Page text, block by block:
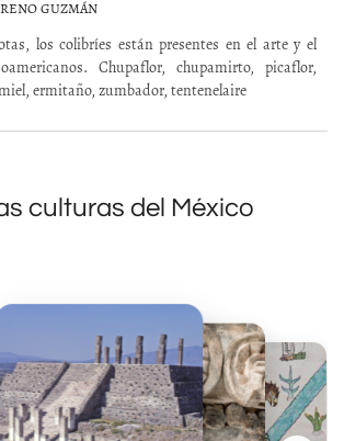
GUZMÁN
los colibríes están presentes en el arte y el
Chupaflor, chupamirto, picaflor,
ermitaño, zumbador, tentenelaire
culturas del México